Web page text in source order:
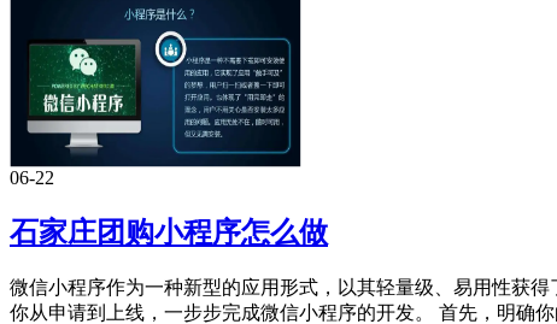
06-22
石家庄团购小程序怎么做
微信小程序作为一种新型的应用形式，以其轻量级、易用性获
你从申请到上线，一步步完成微信小程序的开发。 首先，明确